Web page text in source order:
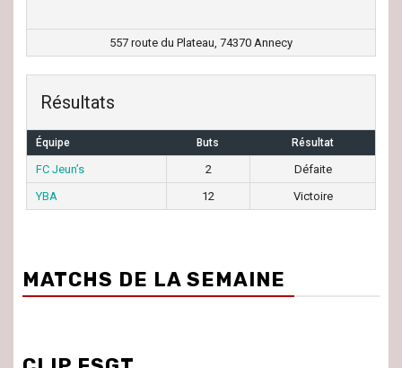
557 route du Plateau, 74370 Annecy
Résultats
Équipe Buts Résultat
FC Jeun’s 2
Défaite
YBA
12 Victoire
MATCHS DE LA SEMAINE